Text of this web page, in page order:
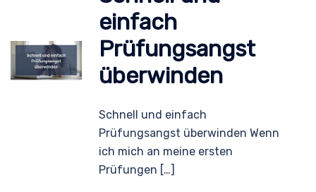
einfach
Prüfungsangst
überwinden
Schnell und einfach
Prüfungsangst überwinden Wenn
ich mich an meine ersten
Prüfungen […]